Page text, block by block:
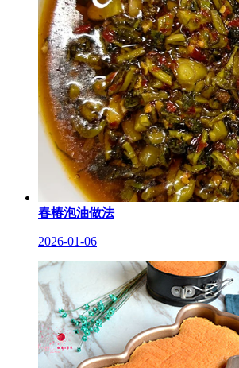
春椿泡油做法
2026-01-06